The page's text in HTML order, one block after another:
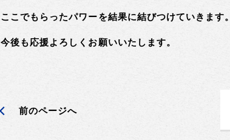
ここでもらったパワーを結果に結びつけていきます。
今後も応援よろしくお願いいたします。
前のページへ